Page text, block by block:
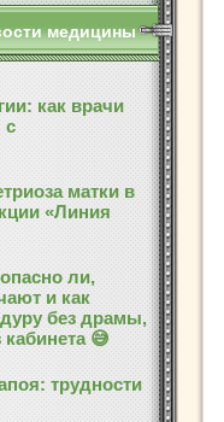
медицины
как врачи
с
матки в
«Линия
ли,
и как
без драмы,
кабинета 😅
трудности